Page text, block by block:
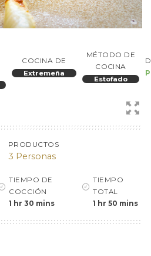
COCINA DE
Extremeña
MÉTODO DE
COCINA
Estofado
PRODUCTOS
3 Personas
TIEMPO DE
COCCIÓN
1 hr 30 mins
TIEMPO
TOTAL
1 hr 50 mins